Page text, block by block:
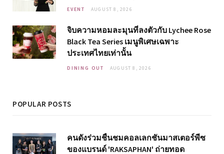
EVENT AUGUST 8, 2026
จิบความหอมละมุนที่ลงตัวกับ Lychee Rose
Black Tea Series เมนูพิเศษเฉพาะ
ประเทศไทยเท่านั้น
DINING OUT AUGUST 8, 2026
POPULAR POSTS
คนดังร่วมชื่นชมคอลเลกชันมาสเตอร์พีซ
ของแบรนด์ 'RAKSAPHAN' ถ่ายทอด